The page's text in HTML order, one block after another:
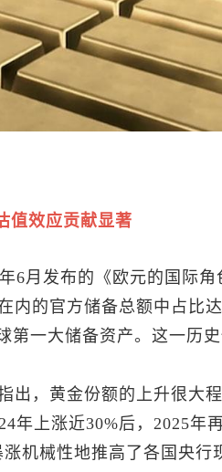
值效应贡献显著
6月发布的《欧元的国际
内的官方储备总额中占比
第一大储备资产。这一历
出，黄金份额的上升很大
年上涨近30%后，2025年
涨机械性地推高了各国央